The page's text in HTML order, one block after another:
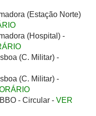
(Estação Norte)
(Hospital) -
(C. Militar) -
(C. Militar) -
- Circular - VER